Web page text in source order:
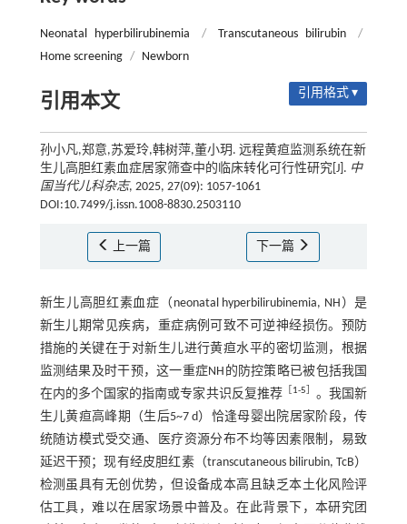
Neonatal hyperbilirubinemia / Transcutaneous bilirubin
/
Home screening / Newborn
引用本文 引用格式 ▾
孙小凡,郑意,苏爱玲,韩树萍,董小玥. 远程黄疸监测系统在新
生儿高胆红素血症居家筛查中的临床转化可行性研究[J]. 中
国当代儿科杂志, 2025, 27(09): 1057-1061
DOI:10.7499/j.issn.1008-8830.2503110
上一篇 下一篇
新生儿高胆红素血症（neonatal hyperbilirubinemia, NH）是
新生儿期常见疾病，重症病例可致不可逆神经损伤。预防
措施的关键在于对新生儿进行黄疸水平的密切监测，根据
监测结果及时干预，这一重症NH的防控策略已被包括我国
在内的多个国家的指南或专家共识反复推荐［ 1-5
。我国新
生儿黄疸高峰期（生后5~7 d）恰逢母婴出院居家阶段，传
统随访模式受交通、医疗资源分布不均等因素限制，易致
延迟干预；现有经皮胆红素（transcutaneous bilirubin, TcB）
检测虽具有无创优势，但设备成本高且缺乏本土化风险评
估工具，难以在居家场景中普及。在此背景下，本研究团